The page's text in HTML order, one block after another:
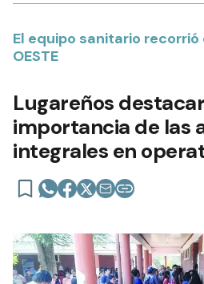
El equipo sanitario recorrió
OESTE
Lugareños
importancia de las
integrales en